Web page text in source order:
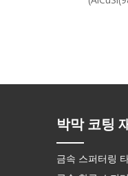
박막 코팅
금속 스퍼터링